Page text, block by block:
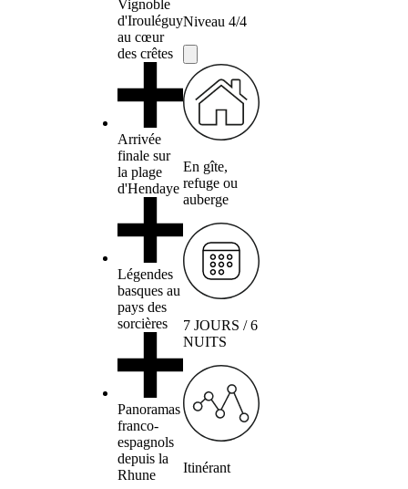
Vignoble
d'Irouléguy
au cœur
des crêtes
Arrivée
finale sur
la plage
d'Hendaye
Légendes
basques au
pays des
sorcières
Panoramas
franco-
espagnols
depuis la
Rhune
Niveau 4/4
En gîte,
refuge ou
auberge
7 JOURS / 6
NUITS
Itinérant